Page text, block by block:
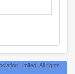
Limited. All rights